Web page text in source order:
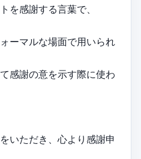
を感謝する言葉で、
ーマルな場面で用いられ
感謝の意を示す際に使わ
いただき、心より感謝申